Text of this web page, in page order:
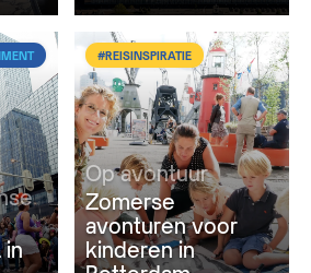
in
#REISINSPIRATIE
Op avontuur
Zomerse
avonturen voor
kinderen in